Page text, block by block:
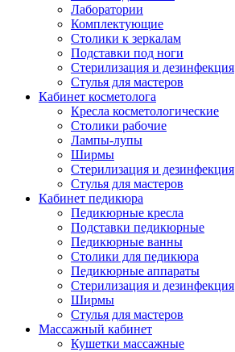
Лаборатории
Комплектующие
Столики к зеркалам
Подставки под ноги
Стерилизация и дезинфекция
Стулья для мастеров
Кабинет косметолога
Кресла косметологические
Столики рабочие
Лампы-лупы
Ширмы
Стерилизация и дезинфекция
Стулья для мастеров
Кабинет педикюра
Педикюрные кресла
Подставки педикюрные
Педикюрные ванны
Столики для педикюра
Педикюрные аппараты
Стерилизация и дезинфекция
Ширмы
Стулья для мастеров
Массажный кабинет
Кушетки массажные